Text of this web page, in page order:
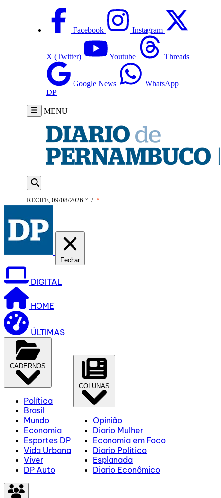
Facebook Instagram
X (Twitter) Youtube Threads
Google News
WhatsApp
DP
MENU
RECIFE, 09/08/2026 ° / °
Fechar
DIGITAL
HOME
ÚLTIMAS
CADERNOS
Política
Brasil
Mundo
Economia
Esportes DP
Vida Urbana
Viver
DP Auto
COLUNAS
Opinião
Diario Mulher
Economia em Foco
Diario Político
Esplanada
Diario Econômico